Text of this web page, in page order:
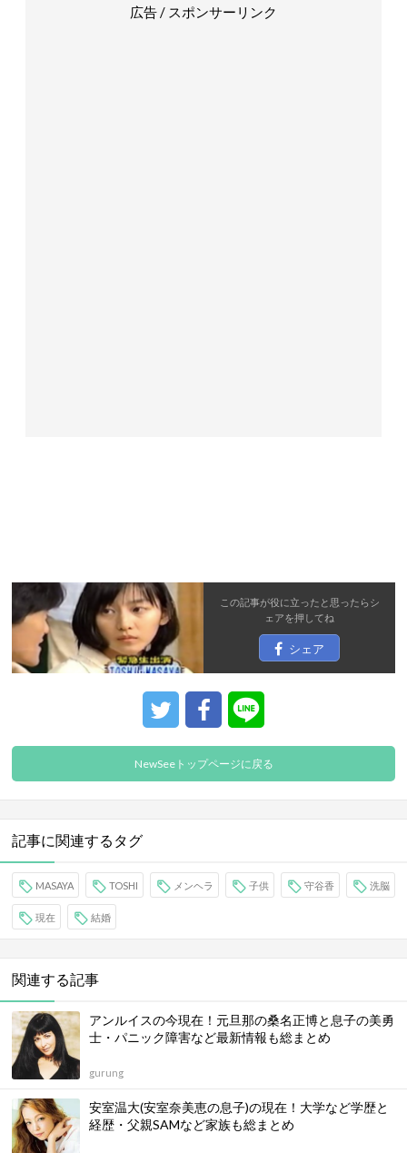
広告 / スポンサーリンク
この記事が役に立ったと思ったらシ
ェアを押してね
シェア
NewSeeトップページに戻る
記事に関連するタグ
MASAYA TOSHI メンヘラ 子供 守谷香 洗脳
現在 結婚
関連する記事
アンルイスの今現在！元旦那の桑名正博と息子の美勇
士・パニック障害など最新情報も総まとめ
gurung
安室温大(安室奈美恵の息子)の現在！大学など学歴と
経歴・父親SAMなど家族も総まとめ